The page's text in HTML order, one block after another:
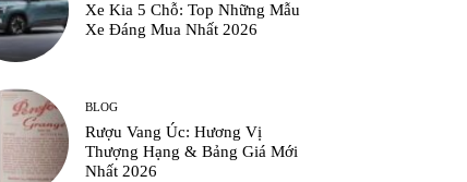
Xe Kia 5 Chỗ: Top Những Mẫu
Xe Đáng Mua Nhất 2026
BLOG
Rượu Vang Úc: Hương Vị
Thượng Hạng & Bảng Giá Mới
Nhất 2026